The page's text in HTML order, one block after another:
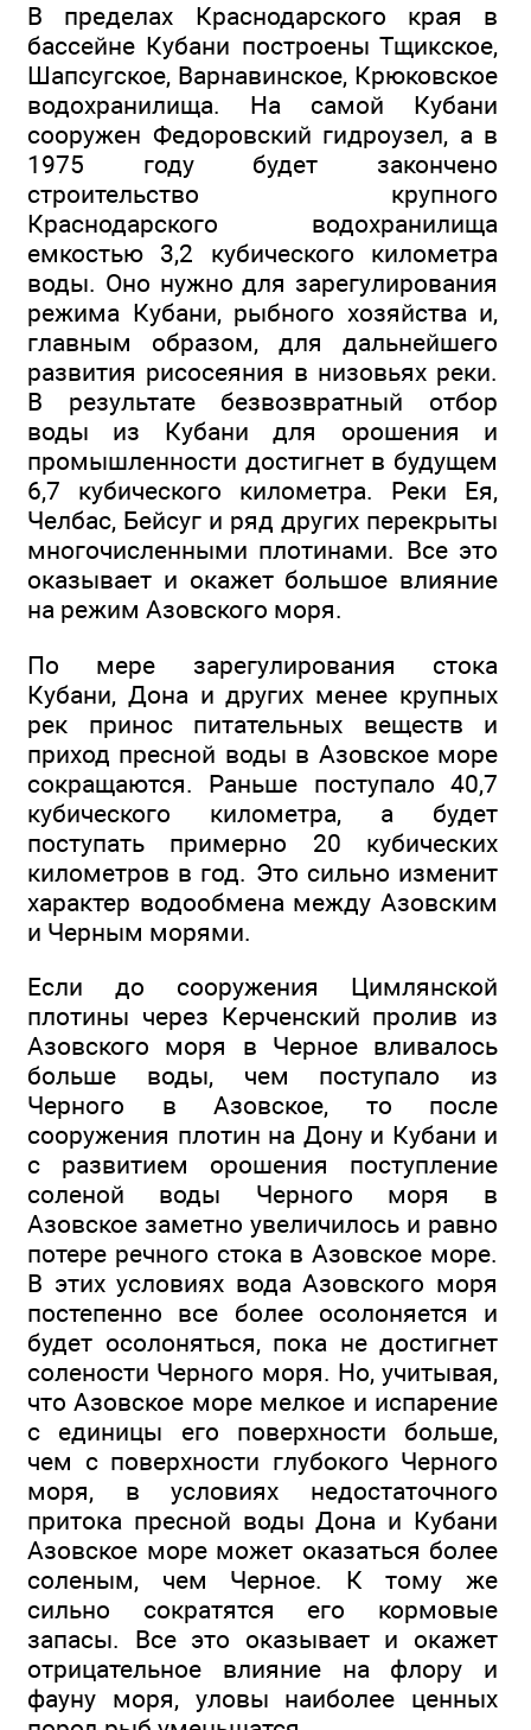
В пределах Краснодарского края в
бассейне Кубани построены Тщикское,
Шапсугское, Варнавинское, Крюковское
водохранилища. На самой Кубани
сооружен Федоровский гидроузел, а в
1975 году будет закончено
строительство крупного
Краснодарского водохранилища
емкостью 3,2 кубического километра
воды. Оно нужно для зарегулирования
режима Кубани, рыбного хозяйства и,
главным образом, для дальнейшего
развития рисосеяния в низовьях реки.
В результате безвозвратный отбор
воды из Кубани для орошения и
промышленности достигнет в будущем
6,7 кубического километра. Реки Ея,
Челбас, Бейсуг и ряд других перекрыты
многочисленными плотинами. Все это
оказывает и окажет большое влияние
на режим Азовского моря.
По мере зарегулирования стока
Кубани, Дона и других менее крупных
рек принос питательных веществ и
приход пресной воды в Азовское море
сокращаются. Раньше поступало 40,7
кубического километра, а будет
поступать примерно 20 кубических
километров в год. Это сильно изменит
характер водообмена между Азовским
и Черным морями.
Если до сооружения Цимлянской
плотины через Керченский пролив из
Азовского моря в Черное вливалось
больше воды, чем поступало из
Черного в Азовское, то после
сооружения плотин на Дону и Кубани и
с развитием орошения поступление
соленой воды Черного моря в
Азовское заметно увеличилось и равно
потере речного стока в Азовское море.
В этих условиях вода Азовского моря
постепенно все более осолоняется и
будет осолоняться, пока не достигнет
солености Черного моря. Но, учитывая,
что Азовское море мелкое и испарение
с единицы его поверхности больше,
чем с поверхности глубокого Черного
моря, в условиях недостаточного
притока пресной воды Дона и Кубани
Азовское море может оказаться более
соленым, чем Черное. К тому же
сильно сократятся его кормовые
запасы. Все это оказывает и окажет
отрицательное влияние на флору и
фауну моря, уловы наиболее ценных